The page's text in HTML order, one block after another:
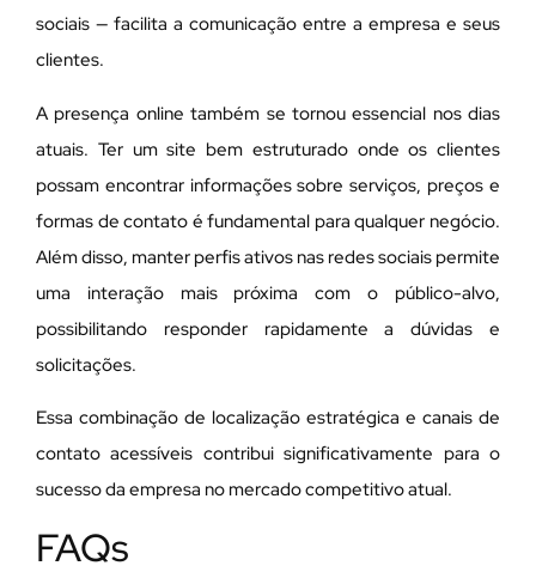
sociais — facilita a comunicação entre a empresa e seus
clientes.
A presença online também se tornou essencial nos dias
atuais. Ter um site bem estruturado onde os clientes
possam encontrar informações sobre serviços, preços e
formas de contato é fundamental para qualquer negócio.
Além disso, manter perfis ativos nas redes sociais permite
uma interação mais próxima com o público-alvo,
possibilitando responder rapidamente a dúvidas e
solicitações.
Essa combinação de localização estratégica e canais de
contato acessíveis contribui significativamente para o
sucesso da empresa no mercado competitivo atual.
FAQs